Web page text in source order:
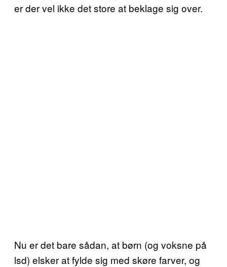
er der vel ikke det store at beklage sig over.
Nu er det bare sådan, at børn (og voksne på
lsd) elsker at fylde sig med skøre farver, og